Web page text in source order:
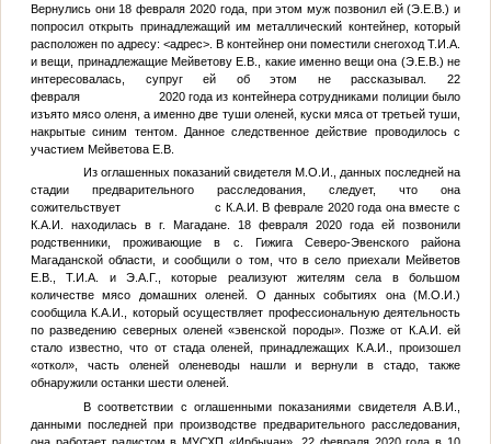
Вернулись они 18 февраля 2020 года, при этом муж позвонил ей (Э.Е.В.) и
попросил открыть принадлежащий им металлический контейнер, который
расположен по адресу: <адрес> . В контейнер они поместили снегоходТ.И.А.
и вещи, принадлежащие Мейветову Е.В., какие именно вещи она (Э.Е.В. ) не
интересовалась, супруг ей об этом не рассказывал. 22
февраля 2020 года из контейнера сотрудниками полиции было
изъято мясо оленя, а именно две туши оленей, куски мяса от третьей туши,
накрытые синим тентом. Данное следственное действие проводилось с
участием Мейветова Е.В.
Из оглашенных показаний свидетеля М.О.И.
, данных последней на
стадии предварительного расследования, следует, что она
сожительствует с К.А.И.
В феврале 2020 года она вместе с
К.А.И.
находилась в г. Магадане. 18 февраля 2020 года ей позвонили
родственники, проживающие в с. Гижига Северо-Эвенского района
Магаданской области, и сообщили о том, что в село приехали Мейветов
Е.В.,Т.И.А. иЭ.А.Г.
, которые реализуют жителям села в большом
количестве мясо домашних оленей. О данных событиях она (М.О.И.)
сообщила К.А.И.
, который осуществляет профессиональную деятельность
по разведению северных оленей «эвенской породы». Позже от
К.А.И.
ей
стало известно, что от стада оленей, принадлежащих
К.А.И.
, произошел
«откол», часть оленей оленеводы нашли и вернули в стадо, также
обнаружили останки шести оленей.
В соответствии с оглашенными показаниями свидетеляА.В.И.
данными последней при производстве предварительного расследования,